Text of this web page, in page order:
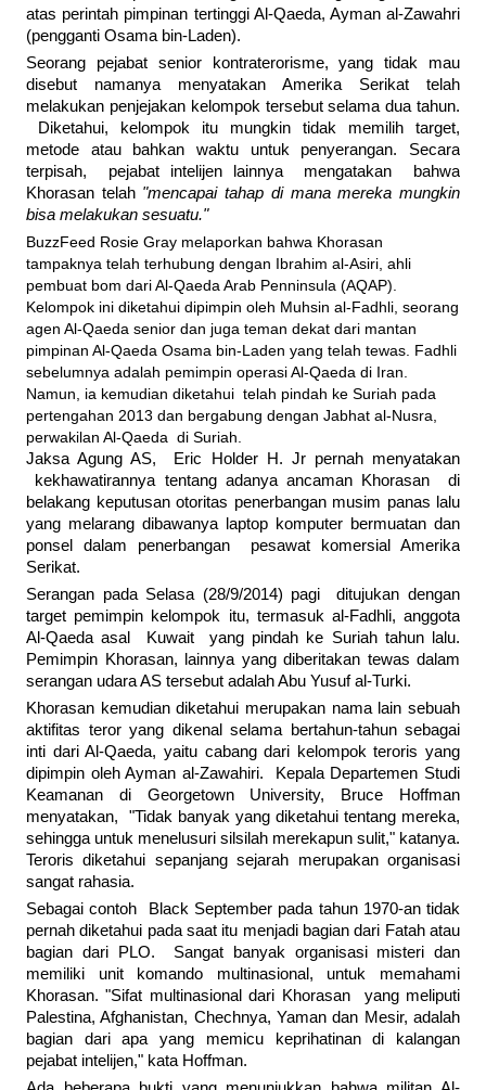
atas perintah pimpinan tertinggi Al-Qaeda, Ayman al-Zawahri
(pengganti Osama bin-Laden).
Seorang pejabat senior kontraterorisme, yang tidak mau
disebut namanya menyatakan Amerika Serikat telah
melakukan penjejakan kelompok tersebut selama dua tahun.
Diketahui, kelompok itu mungkin tidak memilih target,
metode atau bahkan waktu untuk penyerangan. Secara
terpisah, pejabat intelijen lainnya mengatakan bahwa
Khorasan telah"mencapai tahap di mana mereka mungkin
bisa melakukan sesuatu."
BuzzFeed Rosie Gray melaporkan bahwa Khorasan
tampaknya telah terhubung dengan Ibrahim al-Asiri, ahli
pembuat bom dari Al-Qaeda Arab Penninsula (AQAP).
Kelompok ini diketahui dipimpin oleh Muhsin al-Fadhli, seorang
agen Al-Qaeda senior dan juga teman dekat dari mantan
pimpinan Al-Qaeda Osama bin-Laden yang telah tewas. Fadhli
sebelumnya adalah pemimpin operasi Al-Qaeda di Iran.
Namun, ia kemudian diketahui telah pindah ke Suriah pada
pertengahan 2013 dan bergabung dengan Jabhat al-Nusra,
perwakilan Al-Qaeda di Suriah.
Jaksa Agung AS, Eric Holder H. Jr pernah menyatakan
kekhawatirannya tentang adanya ancaman Khorasan di
belakang keputusan otoritas penerbangan musim panas lalu
yang melarang dibawanya laptop komputer bermuatan dan
ponsel dalam penerbangan pesawat komersial Amerika
Serikat.
Serangan pada Selasa (28/9/2014) pagi ditujukan dengan
target pemimpin kelompok itu, termasuk al-Fadhli, anggota
Al-Qaeda asal Kuwait yang pindah ke Suriah tahun lalu.
Pemimpin Khorasan, lainnya yang diberitakan tewas dalam
serangan udara AS tersebut adalah Abu Yusuf al-Turki.
Khorasan kemudian diketahui merupakan nama lain sebuah
aktifitas teror yang dikenal selama bertahun-tahun sebagai
inti dari Al-Qaeda, yaitu cabang dari kelompok teroris yang
dipimpin oleh Ayman al-Zawahiri. Kepala Departemen Studi
Keamanan di Georgetown University, Bruce Hoffman
menyatakan, "Tidak banyak yang diketahui tentang mereka,
sehingga untuk menelusuri silsilah merekapun sulit," katanya.
Teroris diketahui sepanjang sejarah merupakan organisasi
sangat rahasia.
Sebagai contoh Black September pada tahun 1970-an tidak
pernah diketahui pada saat itu menjadi bagian dari Fatah atau
bagian dari PLO. Sangat banyak organisasi misteri dan
memiliki unit komando multinasional, untuk memahami
Khorasan. "Sifat multinasional dari Khorasan yang meliputi
Palestina, Afghanistan, Chechnya, Yaman dan Mesir, adalah
bagian dari apa yang memicu keprihatinan di kalangan
pejabat intelijen," kata Hoffman.